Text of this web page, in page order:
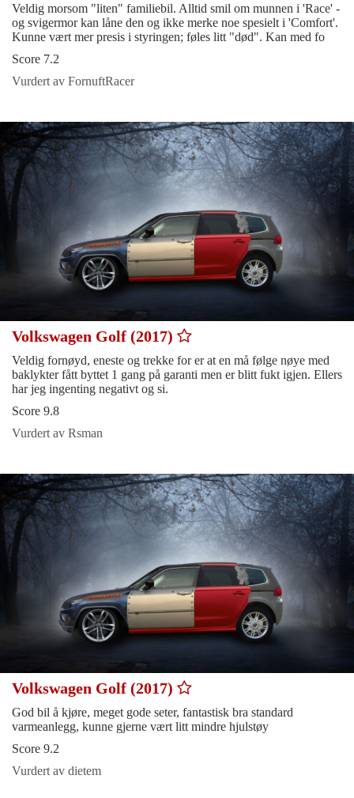
Veldig morsom "liten" familiebil. Alltid smil om munnen i 'Race' -
og svigermor kan låne den og ikke merke noe spesielt i 'Comfort'.
Kunne vært mer presis i styringen; føles litt "død". Kan med fo
Score 7.2
Vurdert av FornuftRacer
Volkswagen Golf (2017)
Veldig fornøyd, eneste og trekke for er at en må følge nøye med
baklykter fått byttet 1 gang på garanti men er blitt fukt igjen. Ellers
har jeg ingenting negativt og si.
Score 9.8
Vurdert av Rsman
Volkswagen Golf (2017)
God bil å kjøre, meget gode seter, fantastisk bra standard
varmeanlegg, kunne gjerne vært litt mindre hjulstøy
Score 9.2
Vurdert av dietem